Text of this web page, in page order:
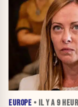
EUROPE • IL Y A 9